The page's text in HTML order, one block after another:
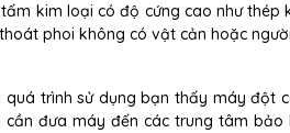
kim loại có độ cứng cao như thép
phoi không có vật cản hoặc
quá trình sử dụng bạn thấy máy đột
đưa máy đến các trung tâm bảo